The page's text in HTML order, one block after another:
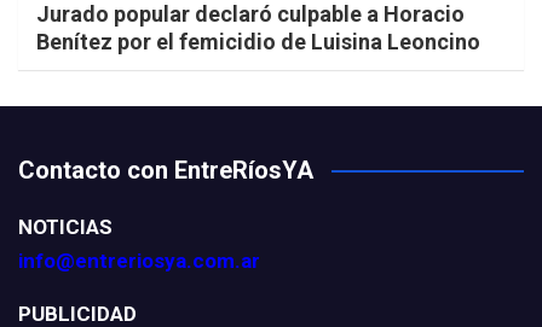
Jurado popular declaró culpable a Horacio
Benítez por el femicidio de Luisina Leoncino
Contacto con EntreRíosYA
NOTICIAS
info@entreriosya.com.ar
PUBLICIDAD